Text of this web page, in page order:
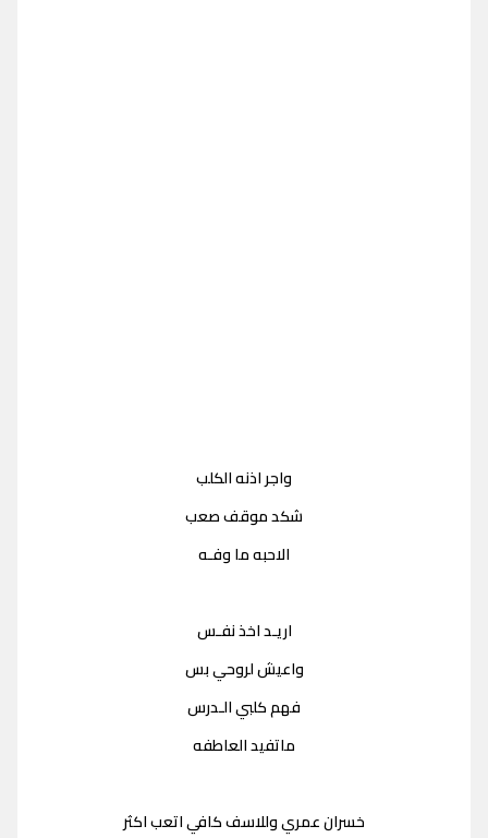
واجر اذنه الكلب
شكد موقف صعب
الاحبه ما وفـه
اريـد اخذ نفـس
واعيش لروحي بس
فهم كلبي الـدرس
ماتفيد العاطفه
خسران عمري وللاسف كافي اتعب اكثر